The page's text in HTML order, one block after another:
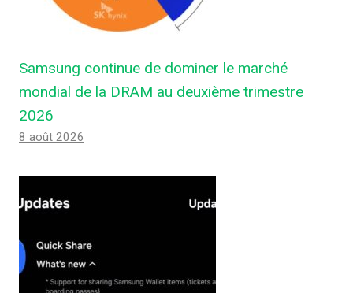
Samsung continue de dominer le marché
mondial de la DRAM au deuxième trimestre
2026
8 août 2026